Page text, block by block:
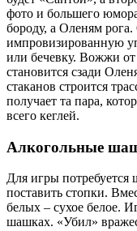
фото и большего
бороду, а Оленям рога.
импровизированную
или бечевку. Вожжи
становится сзади
стаканов строится
получает та пара,
всего кеглей.
Алкогольные
Для игры
поставить стопки.
белых – сухое белое.
шашках. «Убил»